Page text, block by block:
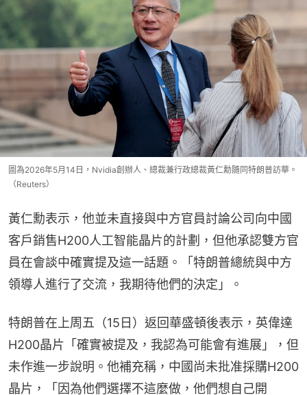
圖為2026年5月14日，Nvidia創辦人、總裁兼行政總裁黃仁勳隨同特朗普訪華。
（Reuters）
黃仁勳表示，他並未直接與中方官員討論公司向中國
客戶銷售H200人工智能晶片的計劃，但他承認雙方官
員在會談中確實提及這一話題。「特朗普總統與中方
領導人進行了交流，我期待他們的決定」。
特朗普在上周五（15日）返回華盛頓後表示，英偉達
H200晶片「確實被提及，我認為可能會有進展」，但
未作進一步說明。他補充稱，中國尚未批准採購H200
晶片，「因為他們選擇不這麼做，他們想自己開